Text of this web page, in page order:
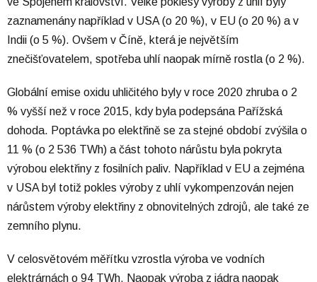
zaznamenány například v USA (o 20 %), v EU (o 20 %) a v
Indii (o 5 %). Ovšem v Číně, která je největším
znečišťovatelem, spotřeba uhlí naopak mírně rostla (o 2 %).
Globální emise oxidu uhličitého byly v roce 2020 zhruba o 2
% vyšší než v roce 2015, kdy byla podepsána Pařížská
dohoda. Poptávka po elektřině se za stejné období zvýšila o
11 % (o 2 536 TWh) a část tohoto nárůstu byla pokryta
výrobou elektřiny z fosilních paliv. Například v EU a zejména
v USA byl totiž pokles výroby z uhlí vykompenzován nejen
nárůstem výroby elektřiny z obnovitelných zdrojů, ale také ze
zemního plynu.
V celosvětovém měřítku vzrostla výroba ve vodních
elektrárnách o 94 TWh. Naopak výroba z jádra naopak